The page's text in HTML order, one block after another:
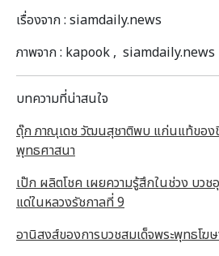
เรื่องจาก : siamdaily.news
ภาพจาก : kapook , siamdaily.news
บทความที่น่าสนใจ
ดุ๊ก ภาณุเดช วัฒนสุชาติพบ แก่นแท้ของ
พุทธศาสนา
เป๊ก ผลิตโชค เผยความรู้สึกในช่วง บว
แด่ในหลวงรัชกาลที่ 9
อานิสงส์ของการบวชสมเด็จพระพุทธโฆ